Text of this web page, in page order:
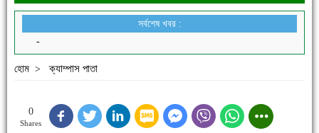
সর্বশেষ খবর :
হোম > ক্যাম্পাস পাতা
0
Shares